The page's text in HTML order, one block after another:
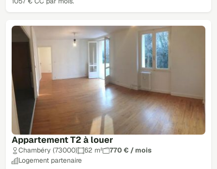
Appartement T2 à louer
Chambéry (73000) 62 m²
770 € / mois
Logement partenaire